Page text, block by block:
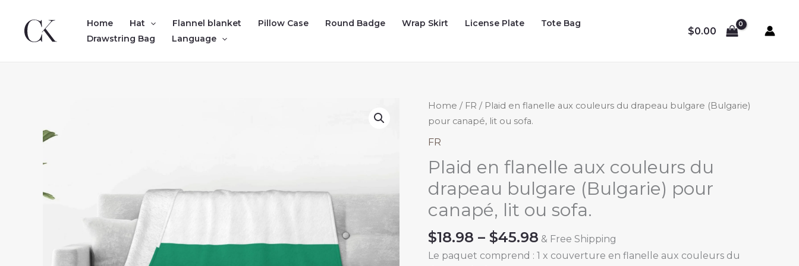
content
Home Hat Flannel blanket Pillow Case Round Badge Wrap Skirt License Plate
Tote Bag
Drawstring Bag
Language
$0.00
Home / FR / Plaid en flanelle aux couleurs du drapeau bulgare (Bulgarie)
pour canapé, lit ou sofa.
FR
Plaid en flanelle aux couleurs du
drapeau bulgare (Bulgarie) pour
canapé, lit ou sofa.
$18.98 – $45.98 Price
range:
& Free Shipping
Le paquet comprend : 1 x couverture en flanelle aux couleurs du